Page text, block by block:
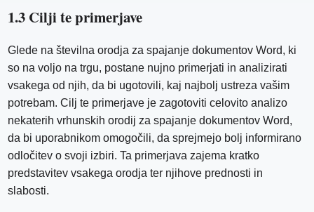
1.3 Cilji te primerjave
Glede na številna orodja za spajanje dokumentov Word, ki
so na voljo na trgu, postane nujno primerjati in analizirati
vsakega od njih, da bi ugotovili, kaj najbolj ustreza vašim
potrebam. Cilj te primerjave je zagotoviti celovito analizo
nekaterih vrhunskih orodij za spajanje dokumentov Word,
da bi uporabnikom omogočili, da sprejmejo bolj informirano
odločitev o svoji izbiri. Ta primerjava zajema kratko
predstavitev vsakega orodja ter njihove prednosti in
slabosti.